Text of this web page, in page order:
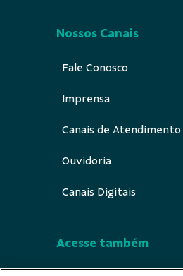
Nossos Canais
Fale Conosco
Imprensa
Canais de Atendimento
Ouvidoria
Canais Digitais
Acesse também